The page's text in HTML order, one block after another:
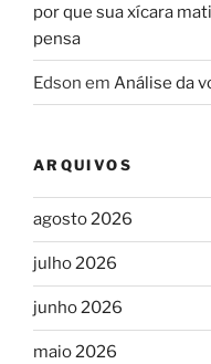
por que sua xícara
pensa
Edson em Análise da
ARQUIVOS
agosto 2026
julho 2026
junho 2026
maio 2026